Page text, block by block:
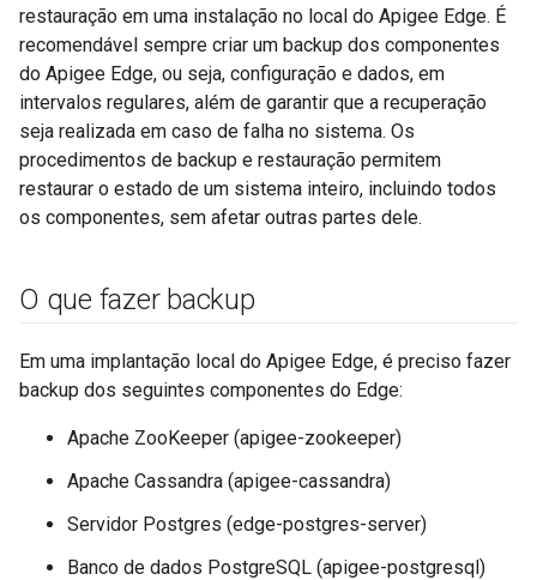
restauração em uma instalação no local do Apigee Edge. É
recomendável sempre criar um backup dos componentes
do Apigee Edge, ou seja, configuração e dados, em
intervalos regulares, além de garantir que a recuperação
seja realizada em caso de falha no sistema. Os
procedimentos de backup e restauração permitem
restaurar o estado de um sistema inteiro, incluindo todos
os componentes, sem afetar outras partes dele.
O que fazer backup
Em uma implantação local do Apigee Edge, é preciso fazer
backup dos seguintes componentes do Edge:
Apache ZooKeeper (apigee-zookeeper)
Apache Cassandra (apigee-cassandra)
Servidor Postgres (edge-postgres-server)
Banco de dados PostgreSQL (apigee-postgresql)